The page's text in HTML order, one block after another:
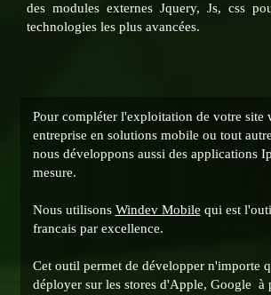
des modules externes Jquery, Js, css
technologies les plus avancées.
Pour compléter l'exploitation de votre site
entreprise en solutions mobile ou tout
nous développons aussi des applications
mesure.
Nous utilisons Windev Mobile qui est
francais par excellence.
Cet outil permet de développer n'importe
déployer sur les stores d'Apple, Google à